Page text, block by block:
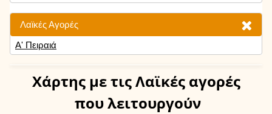
Λαϊκές Αγορές
Α' Πειραιά
Χάρτης με τις Λαϊκές αγορές
που λειτουργούν